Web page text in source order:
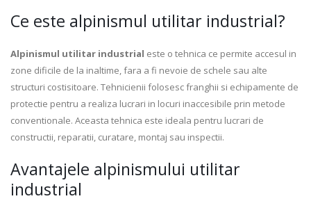
Ce este alpinismul utilitar industrial?
Alpinismul utilitar industrial este o tehnica ce permite accesul in
zone dificile de la inaltime, fara a fi nevoie de schele sau alte
structuri costisitoare. Tehnicienii folosesc franghii si echipamente de
protectie pentru a realiza lucrari in locuri inaccesibile prin metode
conventionale. Aceasta tehnica este ideala pentru lucrari de
constructii, reparatii, curatare, montaj sau inspectii.
Avantajele alpinismului utilitar
industrial